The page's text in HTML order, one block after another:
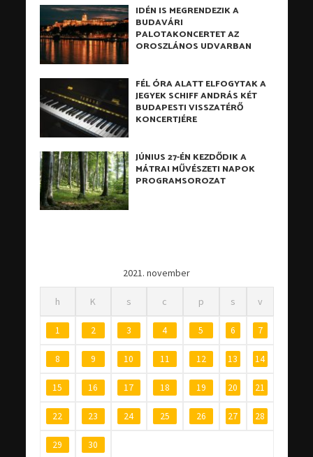
IDÉN IS MEGRENDEZIK A
BUDAVÁRI
PALOTAKONCERTET AZ
OROSZLÁNOS UDVARBAN
FÉL ÓRA ALATT ELFOGYTAK A
JEGYEK SCHIFF ANDRÁS KÉT
BUDAPESTI VISSZATÉRŐ
KONCERTJÉRE
JÚNIUS 27-ÉN KEZDŐDIK A
MÁTRAI MŰVÉSZETI NAPOK
PROGRAMSOROZAT
2021. november
h K s c p s v
1 2 3 4 5 6 7
8 9 10 11 12 13 14
15 16 17 18 19 20 21
22 23 24 25 26 27 28
29 30